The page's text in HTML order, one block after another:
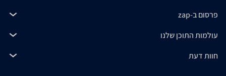
פרסום ב-zap
עולמות התוכן שלנו
חוות דעת